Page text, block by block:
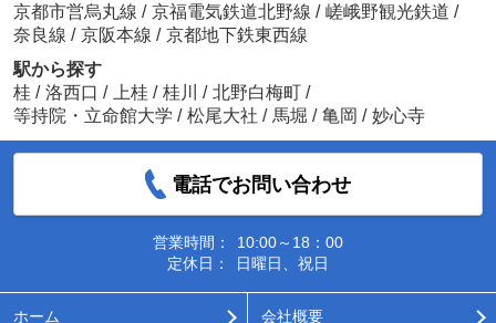
京都市営烏丸線 / 京福電気鉄道北野線 / 嵯峨野観光鉄道 /
奈良線 / 京阪本線 / 京都地下鉄東西線
駅から探す
桂 / 洛西口 / 上桂 / 桂川 / 北野白梅町 /
等持院・立命館大学 / 松尾大社 / 馬堀 / 亀岡 / 妙心寺
電話でお問い合わせ
営業時間：
10:00～18：00
定休日：
日曜日、祝日
ホーム 会社概要